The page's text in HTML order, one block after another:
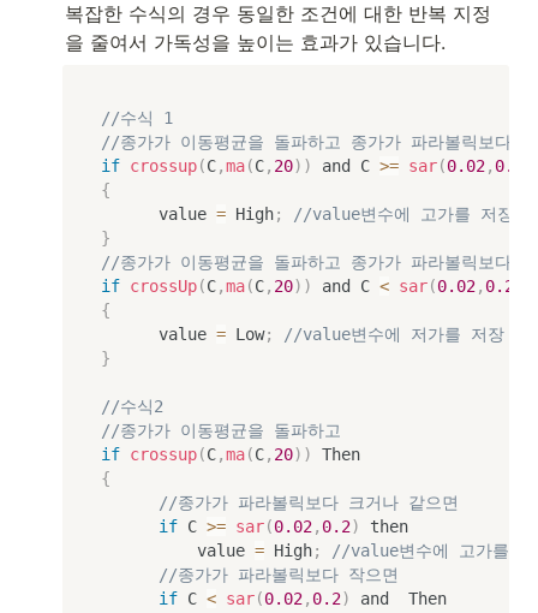
복잡한 수식의 경우 동일한 조건에 대한 반복 지정
을 줄여서 가독성을 높이는 효과가 있습니다.
//수식 1
//종가가 이동평균을 돌파하고 종가가 파라볼릭보다
if crossup(C,ma(C, 20) ) and C >= sar(0.02, 0.2
{
			value
= High;
//value변수에 고가를 저장
}
//종가가 이동평균을 돌파하고 종가가 파라볼릭보다
if crossUp(C,ma(C, 20) ) and C < sar(0.02, 0.2
{
			value
= Low;
//value변수에 저가를 저장
}
//수식2
//종가가 이동평균을 돌파하고
if crossup(C,ma(C, 20) )
{
//종가가 파라볼릭보다 크거나 같으면
if C >= sar(0.02, 0.2)
then
					value
= High;
//value변수에 고가를 저
//종가가 파라볼릭보다 작으면
if C < sar(0.02, 0.2) and  Then